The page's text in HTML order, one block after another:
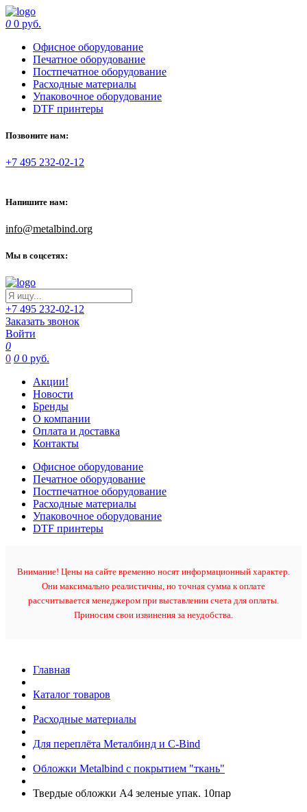
0 0 руб.
Офисное оборудование
Печатное оборудование
Постпечатное оборудование
Расходные материалы
Упаковочное оборудование
DTF принтеры
Позвоните нам:
+7 495 232-02-12
Напишите нам:
info@metalbind.org
Мы в соцсетях:
+7 495 232-02-12
Заказать звонок
Войти
0
0 0 0 руб.
Акции!
Новости
Бренды
О компании
Оплата и доставка
Контакты
Офисное оборудование
Печатное оборудование
Постпечатное оборудование
Расходные материалы
Упаковочное оборудование
DTF принтеры
Внимание! Цены на сайте временно носят информационный характер.
Они максимально реалистичны, но точная сумма к оплате
рассчитывается менеджером при выставлении счета для оплаты.
Приносим свои извинения за неудобства.
Главная
Каталог товаров
Расходные материалы
Для переплёта Металбинд и C-Bind
Обложки Metalbind с покрытием "ткань"
Твердые обложки А4 зеленые упак. 10пар